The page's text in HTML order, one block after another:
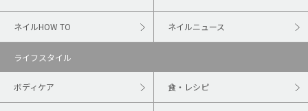
ネイルHOW TO ネイルニュース
ライフスタイル
ボディケア 食・レシピ